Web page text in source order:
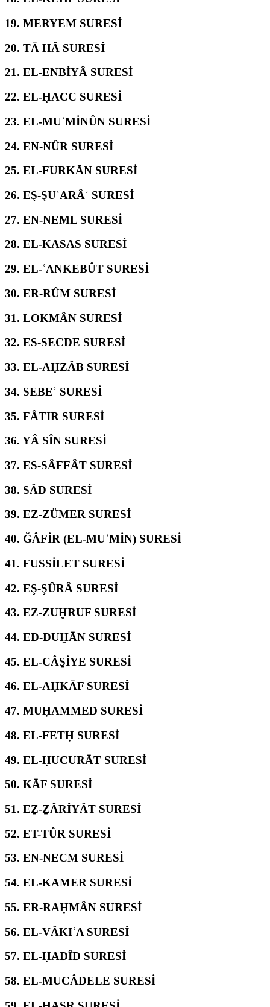
19. MERYEM SURESİ
20. TĀ HÂ SURESİ
21. EL-ENBİYÂ SURESİ
22. EL-ḤACC SURESİ
23. EL-MUʾMİNÛN SURESİ
24. EN-NÛR SURESİ
25. EL-FURKĀN SURESİ
26. EŞ-ŞUʿARÂʾ SURESİ
27. EN-NEML SURESİ
28. EL-KASAS SURESİ
29. EL-ʿANKEBÛT SURESİ
30. ER-RÛM SURESİ
31. LOKMÂN SURESİ
32. ES-SECDE SURESİ
33. EL-AḤZÂB SURESİ
34. SEBEʾ SURESİ
35. FÂTIR SURESİ
36. YÂ SÎN SURESİ
37. ES-SÂFFÂT SURESİ
38. SÂD SURESİ
39. EZ-ZÜMER SURESİ
40. ĞÂFİR (EL-MUʾMİN) SURESİ
41. FUSSİLET SURESİ
42. EŞ-ŞÛRÂ SURESİ
43. EZ-ZUḪRUF SURESİ
44. ED-DUḪĀN SURESİ
45. EL-CÂS̱İYE SURESİ
46. EL-AḤKĀF SURESİ
47. MUḤAMMED SURESİ
48. EL-FETḤ SURESİ
49. EL-ḤUCURĀT SURESİ
50. KĀF SURESİ
51. EẔ-ẔÂRİYÂT SURESİ
52. ET-TÛR SURESİ
53. EN-NECM SURESİ
54. EL-KAMER SURESİ
55. ER-RAḤMÂN SURESİ
56. EL-VÂKIʿA SURESİ
57. EL-ḤADÎD SURESİ
58. EL-MUCÂDELE SURESİ